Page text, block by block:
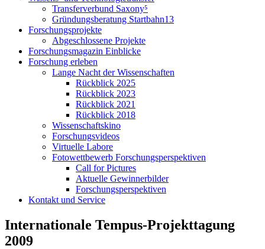
Transferverbund Saxony⁵
Gründungsberatung Startbahn13
Forschungsprojekte
Abgeschlossene Projekte
Forschungsmagazin Einblicke
Forschung erleben
Lange Nacht der Wissenschaften
Rückblick 2025
Rückblick 2023
Rückblick 2021
Rückblick 2018
Wissenschaftskino
Forschungsvideos
Virtuelle Labore
Fotowettbewerb Forschungsperspektiven
Call for Pictures
Aktuelle Gewinnerbilder
Forschungsperspektiven
Kontakt und Service
Internationale Tempus-Projekttagung
2009